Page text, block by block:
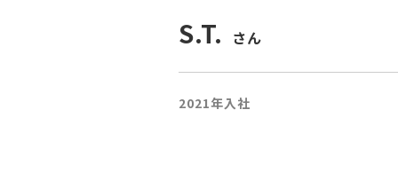
S.T. さん
2021年入社